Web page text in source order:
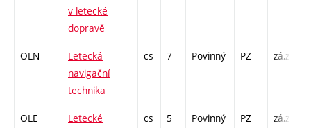
v letecké
dopravě
OLN
Letecká
navigační
technika
cs 7 Povinný PZ zá,zk
OLE
Letecké
cs 5 Povinný PZ zá,zk